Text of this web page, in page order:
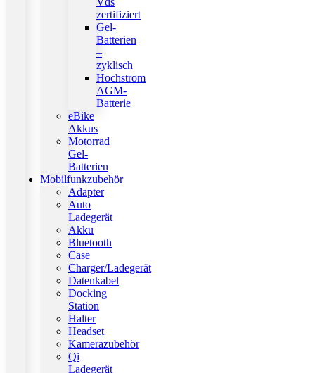
zertifiziert
Gel-
Batterien
–
zyklisch
Hochstrom
AGM-
Batterie
eBike
Akkus
Motorrad
Gel-
Batterien
Mobilfunkzubehör
Adapter
Auto
Ladegerät
Akku
Bluetooth
Case
Charger/Ladegerät
Datenkabel
Docking
Station
Halter
Headset
Kamerazubehör
Qi
Ladegerät